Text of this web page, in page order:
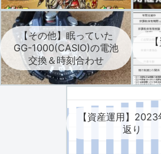
【その他】眠っていた
GG-1000(CASIO)の電池
交換＆時刻合わせ
【資産運用】2023
返り